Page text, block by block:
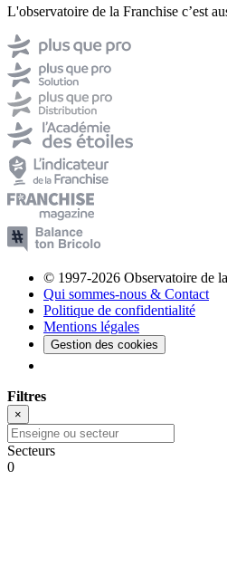
L'observatoire de la Franchise c’est
© 1997-2026 Observatoire de
Qui sommes-nous & Contact
Politique de confidentialité
Mentions légales
Gestion des cookies
Filtres
×
Secteurs
0